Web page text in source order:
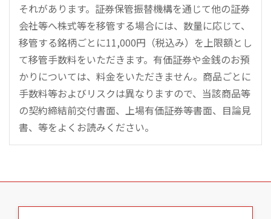
それがあります。証券保管振替機構を通じて他の証券
会社等へ株式等を移管する場合には、数量に応じて、
移管する銘柄ごとに11,000円（税込み）を上限額とし
て移管手数料をいただきます。有価証券や金銭のお預
かりについては、料金をいただきません。商品ごとに
手数料等およびリスクは異なりますので、当該商品等
の契約締結前交付書面、上場有価証券等書面、目論見
書、等をよくお読みください。
こ